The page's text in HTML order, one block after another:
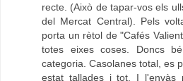
recte. (Això de tapar-vos els
del Mercat Central). Pels
porta un rètol de "Cafés
totes eixes coses. Doncs
categoria. Casolanes total, es
estat tallades i tot. I l'envàs